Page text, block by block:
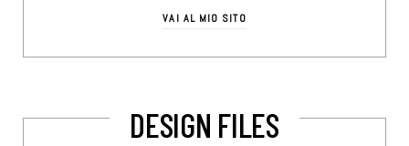
VAI AL MIO SITO
DESIGN FILES